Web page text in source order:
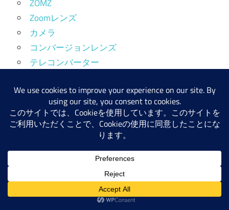
ZOMZ
Zoomレンズ
カメラ
コンバージョンレンズ
テレコンバーター
レンズ
レンズ構成未分類
中望遠レンズ（65～129mm）
写ルンです(QuickSnap)
単玉
変形Tessar
変形Triplet